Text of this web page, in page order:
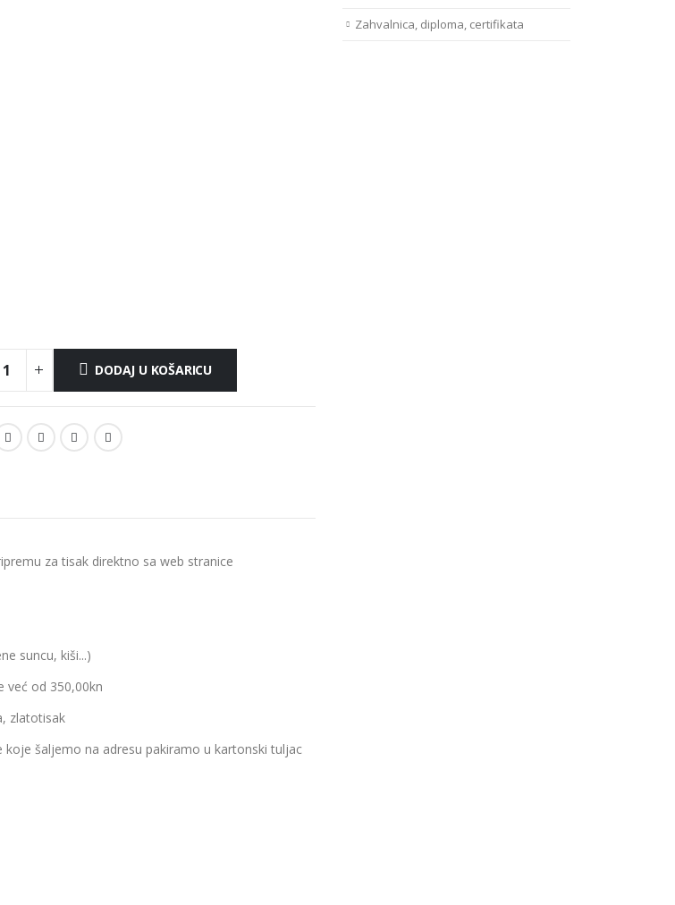
DODAJ U KOŠARICU
za tisak direktno sa web stranice
suncu, kiši...)
već od 350,00kn
zlatotisak
šaljemo na adresu pakiramo u kartonski tuljac
Zahvalnica, diploma, certifikata